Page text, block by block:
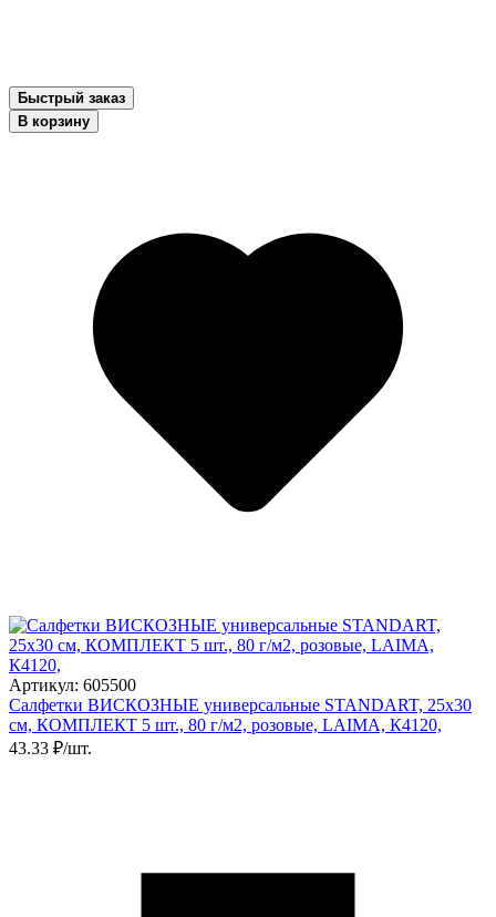
Быстрый заказ
В корзину
Артикул: 605500
Салфетки ВИСКОЗНЫЕ универсальные STANDART, 25х30
см, КОМПЛЕКТ 5 шт., 80 г/м2, розовые, LAIMA, К4120,
43.33 ₽/шт.